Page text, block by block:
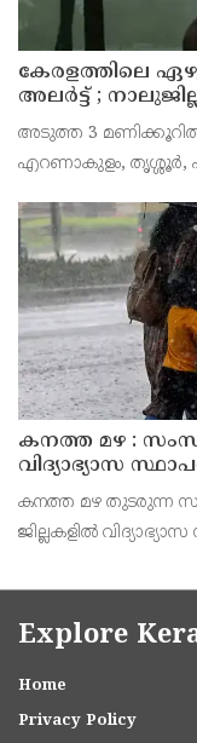
കേരളത്തിലെ
അലർട്ട് ;
സാധ്യത
അടുത്ത 3 മണിക്കൂറിൽ
എറണാകുളം, തൃശ്ശൂർ,
ശക്തമായ മഴയ്ക്കും
കനത്ത മഴ :
വിദ്യാഭ്യാസ
കനത്ത മഴ തുടരുന്ന
ജില്ലകളിൽ
Explore
Home
Privacy Policy